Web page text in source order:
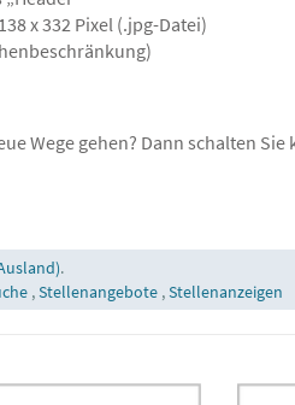
x 332 Pixel (.jpg-Datei)
Wege gehen? Dann schalten
.
,Stellenangebote ,Stellenanzeigen